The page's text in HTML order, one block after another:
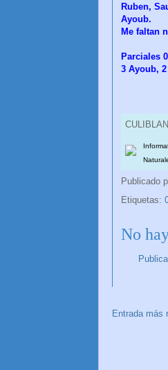
Ruben,
Ayoub.
Me faltan
Parciales
3 Ayoub,
Publicado
Etiquetas:
No
Entrada más